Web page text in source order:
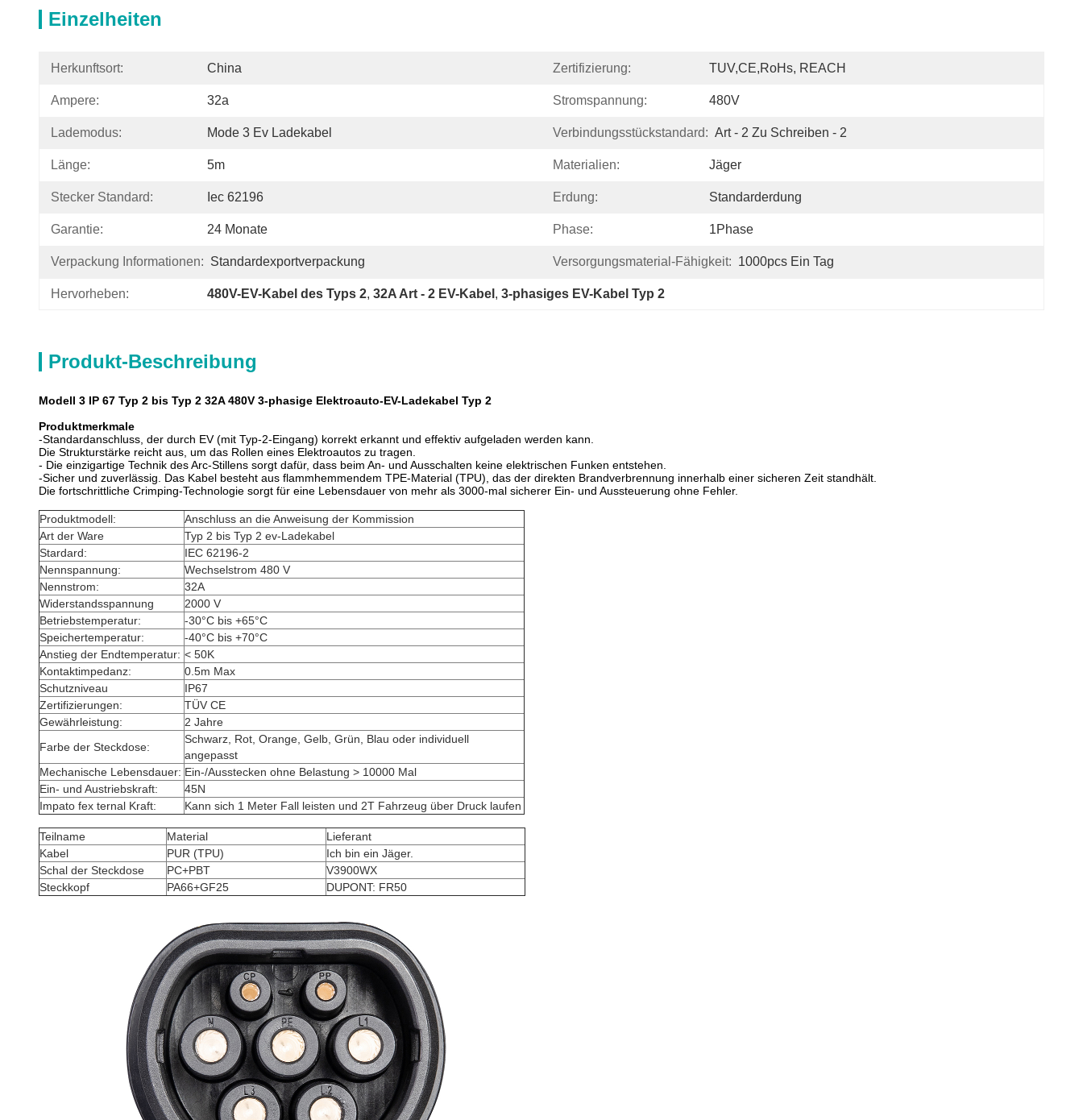
Einzelheiten
Herkunftsort: China Zertifizierung: TUV,CE,RoHs, REACH
Ampere: 32a Stromspannung: 480V
Lademodus: Mode 3 Ev Ladekabel Verbindungsstückstandard: Art - 2 Zu Schreiben - 2
Länge: 5m Materialien: Jäger
Stecker Standard: Iec 62196 Erdung: Standarderdung
Garantie: 24 Monate Phase: 1Phase
Verpackung Informationen: Standardexportverpackung Versorgungsmaterial-Fähigkeit: 1000pcs Ein Tag
Hervorheben: 480V-EV-Kabel des Typs 2, 32A Art - 2 EV-Kabel , 3-phasiges EV-Kabel Typ 2
Produkt-Beschreibung
Modell 3 IP 67 Typ 2 bis Typ 2 32A 480V 3-phasige Elektroauto-EV-Ladekabel Typ 2
Produktmerkmale
-Standardanschluss, der durch EV (mit Typ-2-Eingang) korrekt erkannt und effektiv aufgeladen werden kann.
Die Strukturstärke reicht aus, um das Rollen eines Elektroautos zu tragen.
- Die einzigartige Technik des Arc-Stillens sorgt dafür, dass beim An- und Ausschalten keine elektrischen Funken entstehen.
-Sicher und zuverlässig. Das Kabel besteht aus flammhemmendem TPE-Material (TPU), das der direkten Brandverbrennung innerhalb einer sicheren Zeit standhält.
Die fortschrittliche Crimping-Technologie sorgt für eine Lebensdauer von mehr als 3000-mal sicherer Ein- und Aussteuerung ohne Fehler.
Produktmodell:
Anschluss an die Anweisung der Kommission
Art der Ware
Typ 2 bis Typ 2 ev-Ladekabel
Stardard:
IEC 62196-2
Nennspannung:
Wechselstrom 480 V
Nennstrom:
32A
Widerstandsspannung
2000 V
Betriebstemperatur:
-30°C bis +65°C
Speichertemperatur:
-40°C bis +70°C
Anstieg der Endtemperatur: < 50K
Kontaktimpedanz:
0.5m Max
Schutzniveau
IP67
Zertifizierungen:
TÜV CE
Gewährleistung:
2 Jahre
Farbe der Steckdose:
Schwarz, Rot, Orange, Gelb, Grün, Blau oder individuell
angepasst
Mechanische Lebensdauer: Ein-/Ausstecken ohne Belastung > 10000 Mal
Ein- und Austriebskraft:
45N
Impato fex ternal Kraft:
Kann sich 1 Meter Fall leisten und 2T Fahrzeug über Druck laufen
Teilname Material
Lieferant
Kabel
PUR (TPU)
Ich bin ein Jäger.
Schal der Steckdose
PC+PBT
V3900WX
Steckkopf
PA66+GF25 DUPONT: FR50